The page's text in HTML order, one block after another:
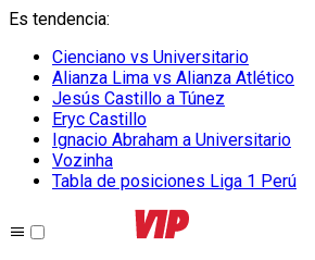
Es tendencia:
Cienciano vs Universitario
Alianza Lima vs Alianza Atlético
Jesús Castillo a Túnez
Eryc Castillo
Ignacio Abraham a Universitario
Vozinha
Tabla de posiciones Liga 1 Perú